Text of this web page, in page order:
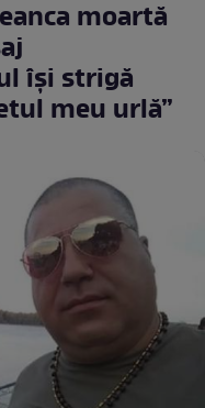
moartă
își strigă
meu urlă”